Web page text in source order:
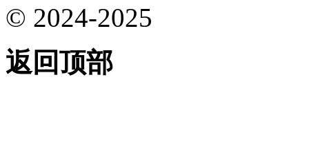
© 2024-2025
返回顶部